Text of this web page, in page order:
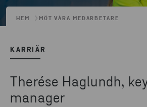
HEM MÖT VÅRA MEDARBETARE
KARRIÄR
Therése Haglundh,
manager